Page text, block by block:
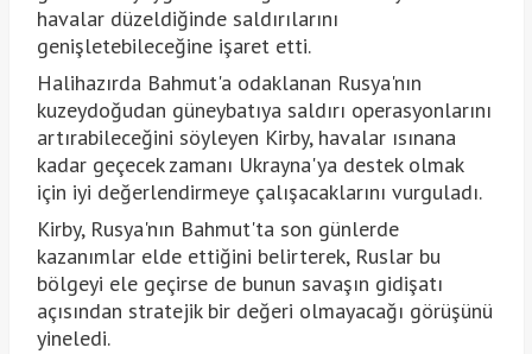
havalar düzeldiğinde saldırılarını
genişletebileceğine işaret etti.
Halihazırda Bahmut'a odaklanan Rusya'nın
kuzeydoğudan güneybatıya saldırı operasyonlarını
artırabileceğini söyleyen Kirby, havalar ısınana
kadar geçecek zamanı Ukrayna'ya destek olmak
için iyi değerlendirmeye çalışacaklarını vurguladı.
Kirby, Rusya'nın Bahmut'ta son günlerde
kazanımlar elde ettiğini belirterek, Ruslar bu
bölgeyi ele geçirse de bunun savaşın gidişatı
açısından stratejik bir değeri olmayacağı görüşünü
yineledi.